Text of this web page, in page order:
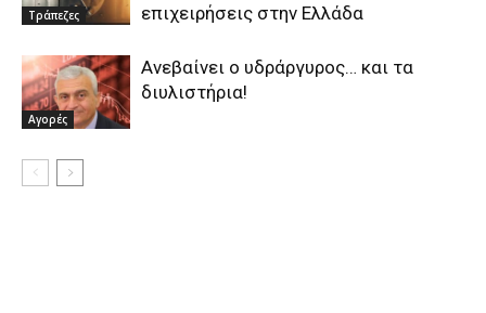
Τράπεζες
επιχειρήσεις στην Ελλάδα
Αγορές
Ανεβαίνει ο υδράργυρος… και τα
διυλιστήρια!